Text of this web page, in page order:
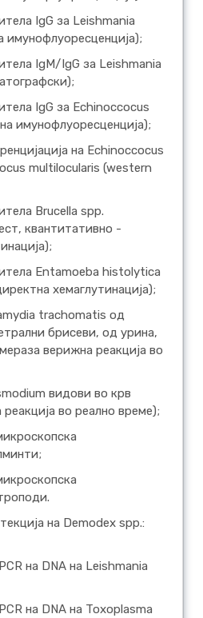
IgG за Leishmania
IgM/IgG за Leishmania
IgG за Echinoccocus
имунофлуоресценција);
на Echinoccocus
multilocularis (western
Brucella spp.
квантитативно -
Entamoeba histolytica
хемаглутинација);
trachomatis од
брисеви, од урина,
верижна реакција во
видови во крв
во реално време);
на Demodex spp.:
на DNA на Leishmania
на DNA на Toxoplasma